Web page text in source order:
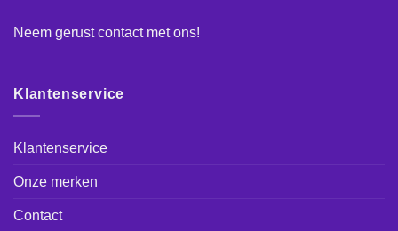
Neem gerustcontactmet ons!
Klantenservice
Klantenservice
Onze merken
Contact